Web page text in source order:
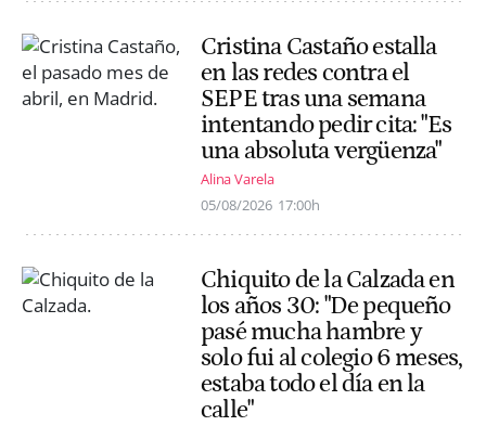
Cristina Castaño estalla
en las redes contra el
SEPE tras una semana
intentando pedir cita: "Es
una absoluta vergüenza"
Alina Varela
05/08/2026 17:00h
Chiquito de la Calzada en
los años 30: "De pequeño
pasé mucha hambre y
solo fui al colegio 6 meses,
estaba todo el día en la
calle"